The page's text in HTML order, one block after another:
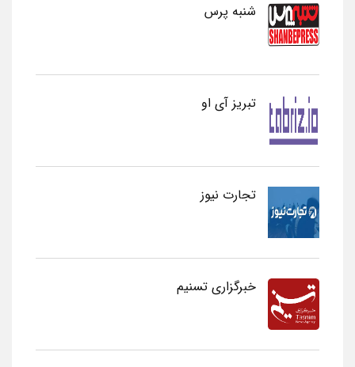
شنبه پرس
تبریز آی او
تجارت نیوز
خبرگزاری تسنیم